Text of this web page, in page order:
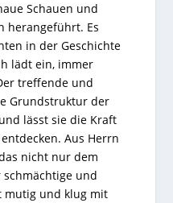
Schauen und
herangeführt. Es
in der Geschichte
lädt ein, immer
treffende und
Grundstruktur der
lässt sie die Kraft
Aus Herrn
nicht nur dem
schmächtige und
mutig und klug mit